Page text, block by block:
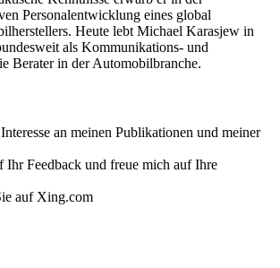
Personalentwicklung eines global
Heute lebt Michael Karasjew in
als Kommunikations- und
Berater in der Automobilbranche.
an meinen Publikationen und meiner
Ihr Feedback und freue mich auf Ihre
auf Xing.com